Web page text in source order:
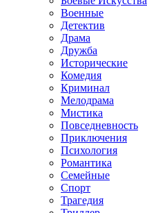
Военные
Детектив
Драма
Дружба
Исторические
Комедия
Криминал
Мелодрама
Мистика
Повседневность
Приключения
Психология
Романтика
Семейные
Спорт
Трагедия